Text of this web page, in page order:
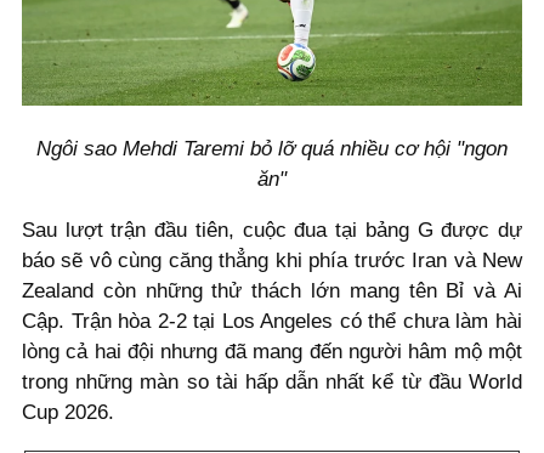
Ngôi sao Mehdi Taremi bỏ lỡ quá nhiều cơ hội "ngon
ăn"
Sau lượt trận đầu tiên, cuộc đua tại bảng G được dự
báo sẽ vô cùng căng thẳng khi phía trước Iran và New
Zealand còn những thử thách lớn mang tên Bỉ và Ai
Cập. Trận hòa 2-2 tại Los Angeles có thể chưa làm hài
lòng cả hai đội nhưng đã mang đến người hâm mộ một
trong những màn so tài hấp dẫn nhất kể từ đầu World
Cup 2026.